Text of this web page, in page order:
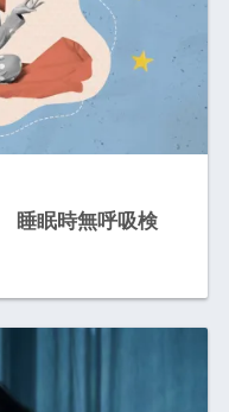
睡眠時無呼吸検